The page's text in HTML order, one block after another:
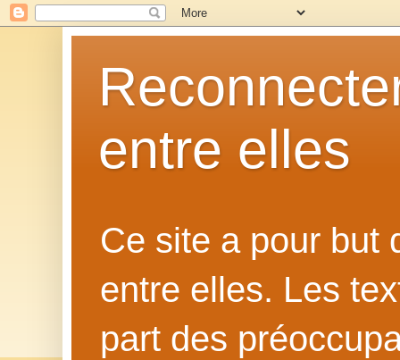
entre elles
Ce site a pour but
entre elles. Les
part des